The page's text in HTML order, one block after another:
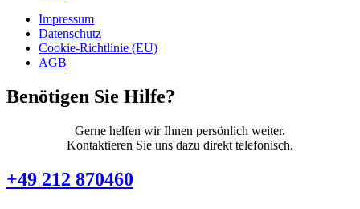
Impressum
Datenschutz
Cookie-Richtlinie (EU)
AGB
Benötigen Sie Hilfe?
Gerne helfen wir Ihnen persönlich weiter.
Kontaktieren Sie uns dazu direkt telefonisch.
+49 212 870460